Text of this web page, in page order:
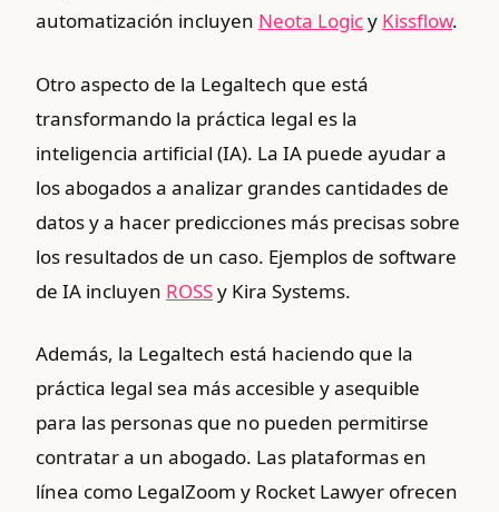
automatización incluyen Neota Logicy Kissflow.
Otro aspecto de la Legaltech que está
transformando la práctica legal es la
inteligencia artificial (IA). La IA puede ayudar a
los abogados a analizar grandes cantidades de
datos y a hacer predicciones más precisas sobre
los resultados de un caso. Ejemplos de software
de IA incluyen ROSSy Kira Systems.
Además, la Legaltech está haciendo que la
práctica legal sea más accesible y asequible
para las personas que no pueden permitirse
contratar a un abogado. Las plataformas en
línea como LegalZoom y Rocket Lawyer ofrecen